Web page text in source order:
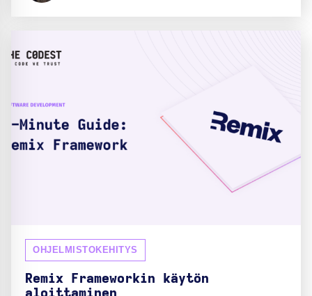
OHJELMISTOKEHITYS
Remix Frameworkin käytön
aloittaminen